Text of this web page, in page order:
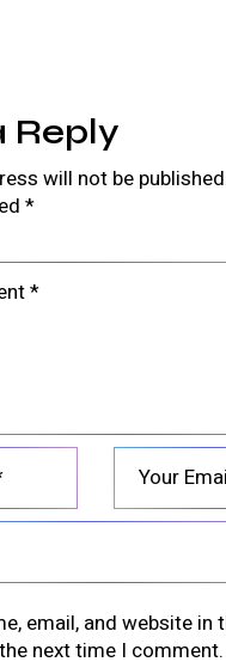
Reply
will not be
*
email, and website in
next time I comment.